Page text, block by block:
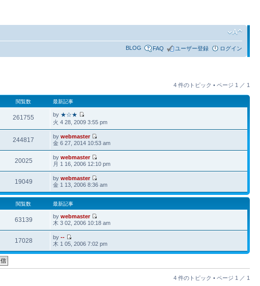
BLOG FAQ ユーザー登録 ログイン
4 件のトピック • ページ 1 ／ 1
閲覧数 最新記事
261755 by ★☆★
火 4 28, 2009 3:55 pm
244817 bywebmaster
金 6 27, 2014 10:53 am
20025 bywebmaster
月 1 16, 2006 12:10 pm
19049 bywebmaster
金 1 13, 2006 8:36 am
閲覧数 最新記事
63139 bywebmaster
木 3 02, 2006 10:18 am
17028 by--
木 1 05, 2006 7:02 pm
4 件のトピック • ページ 1 ／ 1